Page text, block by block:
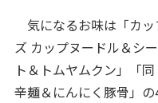
気になるお味は「カ
ズ カップヌードル＆シ
ト＆トムヤムクン」「
辛麺＆にんにく豚骨」